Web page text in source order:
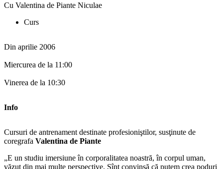
Cu Valentina de Piante Niculae
Curs
Din aprilie 2006
Miercurea de la 11:00
Vinerea de la 10:30
Info
Cursuri de antrenament destinate profesioniştilor, susţinute de
coregrafa Valentina de Piante
„E un studiu imersiune în corporalitatea noastră, în corpul uman,
văzut din mai multe perspective. Sînt convinsă că putem crea poduri